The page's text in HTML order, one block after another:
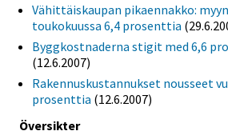
Vähittäiskaupan pikaennakko:
toukokuussa 6,4 prosenttia
Byggkostnaderna stigit med 6,6
(12.6.2007)
Rakennuskustannukset nousseet
prosenttia (12.6.2007)
Översikter